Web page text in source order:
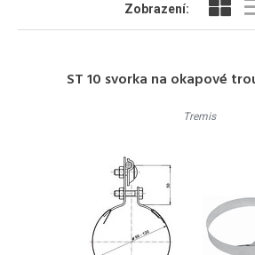
Zobrazení:
ST 10 svorka na okapové
Tremis